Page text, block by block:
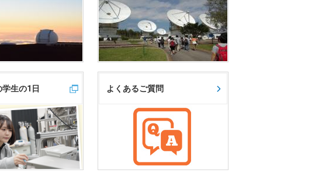
生の1日 よくあるご質問